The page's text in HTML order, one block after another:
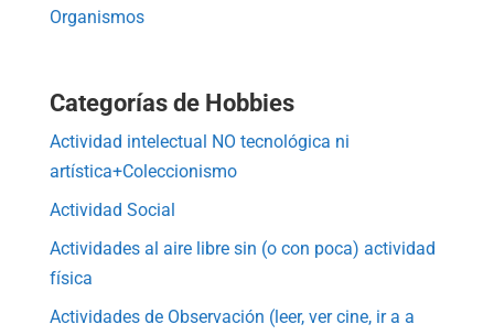
Organismos
Categorías de Hobbies
Actividad intelectual NO tecnológica ni
artística+Coleccionismo
Actividad Social
Actividades al aire libre sin (o con poca) actividad
física
Actividades de Observación (leer, ver cine, ir a a